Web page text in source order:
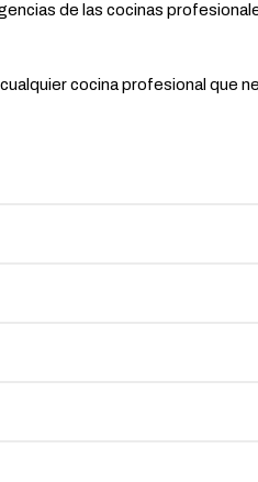
de las cocinas
cocina profesional que